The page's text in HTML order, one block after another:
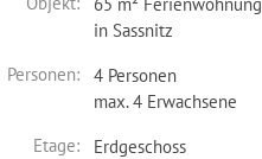
in Sassnitz
Personen:
4 Personen
max. 4 Erwachsene
Etage:
Erdgeschoss